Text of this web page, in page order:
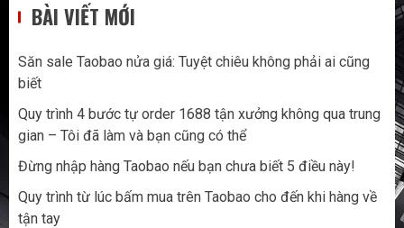
BÀI VIẾT MỚI
Săn sale Taobao nửa giá: Tuyệt chiêu không phải ai cũng
biết
Quy trình 4 bước tự order 1688 tận xưởng không qua trung
gian – Tôi đã làm và bạn cũng có thể
Đừng nhập hàng Taobao nếu bạn chưa biết 5 điều này!
Quy trình từ lúc bấm mua trên Taobao cho đến khi hàng về
tận tay